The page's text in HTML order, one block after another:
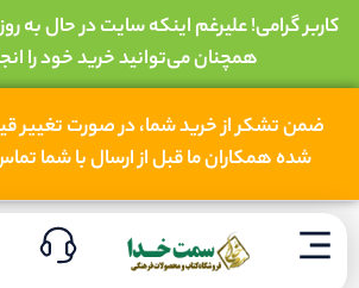
کاربر گرامی! علیرغم اینکه سایت در حال به
همچنان می‌توانید خرید خود را
ضمن تشکر از خرید شما، در صورت تغییر
شده همکاران ما قبل از ارسال با شما